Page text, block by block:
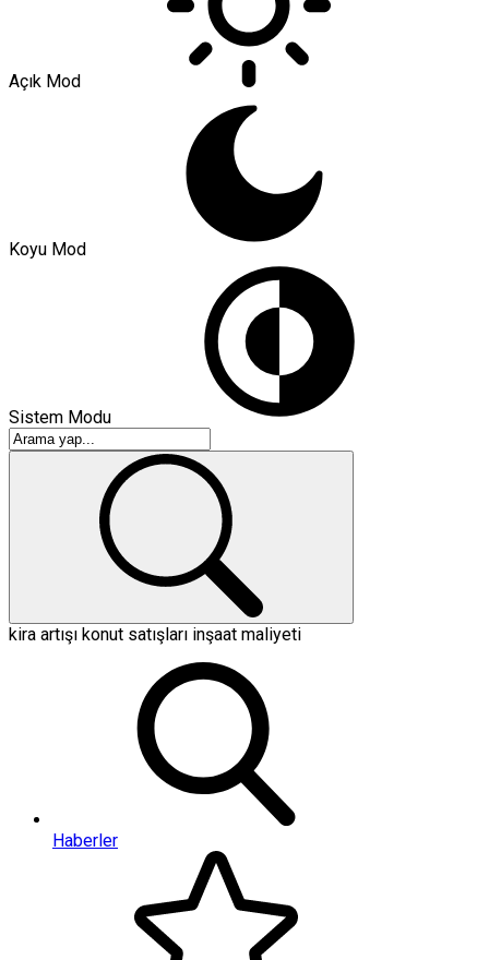
Açık Mod
Koyu Mod
Sistem Modu
kira artışı konut satışları inşaat maliyeti
Haberler